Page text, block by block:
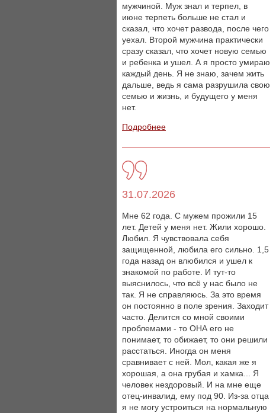
мужчиной. Муж знал и терпел, в
июне терпеть больше не стал и
сказал, что хочет развода, после чего
уехал. Второй мужчина практически
сразу сказал, что хочет новую семью
и ребенка и ушел. А я просто умираю
каждый день. Я не знаю, зачем жить
дальше, ведь я сама разрушила свою
семью и жизнь, и будущего у меня
нет.
Подробнее
31.07.2026
Мне 62 года. С мужем прожили 15
лет. Детей у меня нет. Жили хорошо.
Любил. Я чувствовала себя
защищенной, любила его сильно. 1,5
года назад он влюбился и ушел к
знакомой по работе. И тут-то
выяснилось, что всё у нас было не
так. Я не справляюсь. За это время
он постоянно в поле зрения. Заходит
часто. Делится со мной своими
проблемами - то ОНА его не
понимает, то обижает, то они решили
расстаться. Иногда он меня
сравнивает с ней. Мол, какая же я
хорошая, а она грубая и хамка... Я
человек нездоровый. И на мне еще
отец-инвалид, ему под 90. Из-за отца
я не могу устроиться на нормальную